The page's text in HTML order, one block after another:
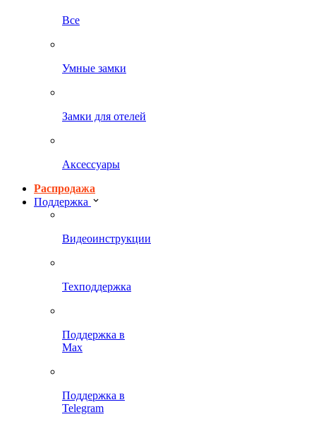
Все
Умные замки
Замки для отелей
Аксессуары
Распродажа
Поддержка
Видеоинструкции
Техподдержка
Поддержка в
Max
Поддержка в
Telegram